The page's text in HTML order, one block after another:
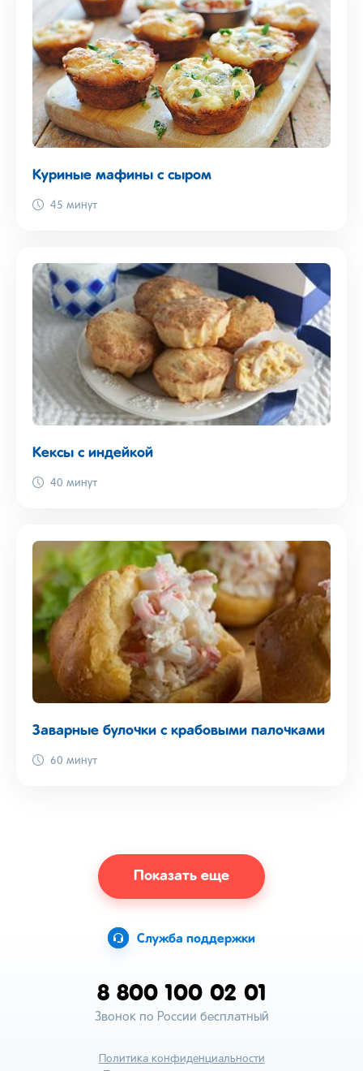
Куриные мафины с сыром
45 минут
Кексы с индейкой
40 минут
Заварные булочки с крабовыми палочками
60 минут
Показать еще
Служба поддержки
8 800 100 02 01
Звонок по России бесплатный
Политика конфиденциальности